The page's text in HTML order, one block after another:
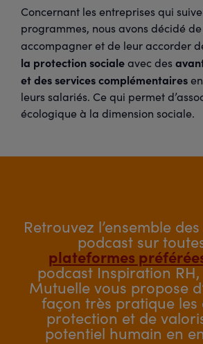
Concernant les entreprises qui
programmes, nous avons décidé
accompagner et de leur accorder
la protection socialeavec des
et des services complémentaires
leurs salariés. Ce qui permet
écologique à la dimension sociale.
Retrouvez l’ensemble
podcast sur
plateformes
podcast Inspiration
Mutuelle vous propose
façon très pratique les
protection et de
potentiel humain en